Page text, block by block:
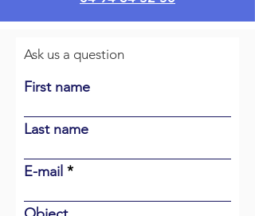
Ask us a question
First name
Last name
E-mail